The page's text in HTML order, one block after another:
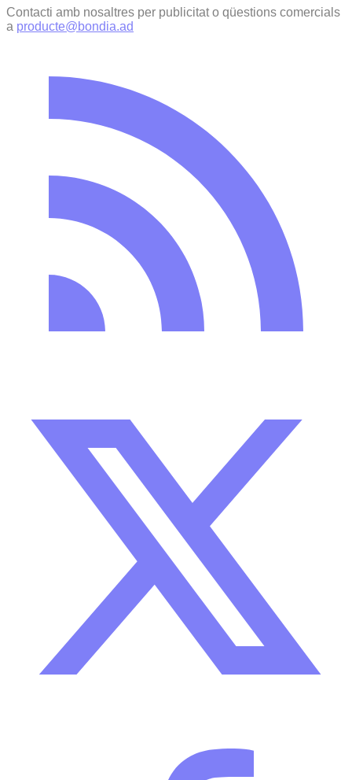
Contacti amb nosaltres per publicitat o qüestions comercials
a producte@bondia.ad